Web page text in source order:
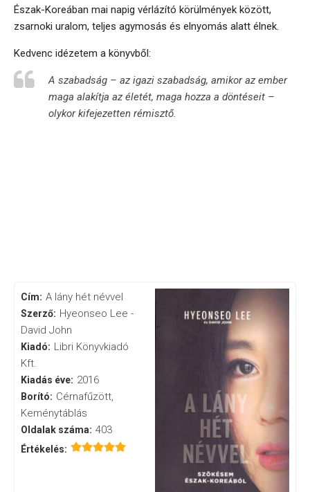
Észak-Koreában mai napig vérlázító körülmények között,
zsarnoki uralom, teljes agymosás és elnyomás alatt élnek.
Kedvenc idézetem a könyvből:
A szabadság – az igazi szabadság, amikor az ember
maga alakítja az életét, maga hozza a döntéseit –
olykor kifejezetten rémisztő.
Cím: A lány hét névvel
Szerző: Hyeonseo Lee -
David John
Kiadó: Libri Könyvkiadó
Kft.
Kiadás éve: 2016
Borító: Cérnafűzött,
Keménytáblás
Oldalak száma: 403
Értékelés: